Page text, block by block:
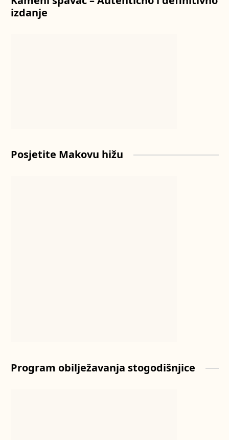
izdanje
Posjetite Makovu hižu
Program obilježavanja stogodišnjice